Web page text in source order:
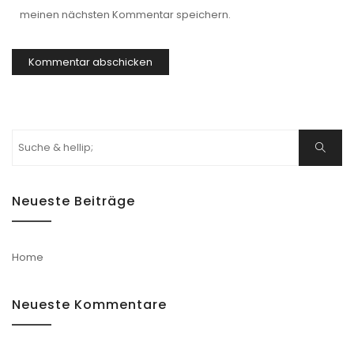
meinen nächsten Kommentar speichern.
Suchen
Suche
Neueste Beiträge
Home
Neueste Kommentare